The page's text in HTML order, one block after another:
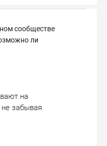
сообществе
ли
на
забывая